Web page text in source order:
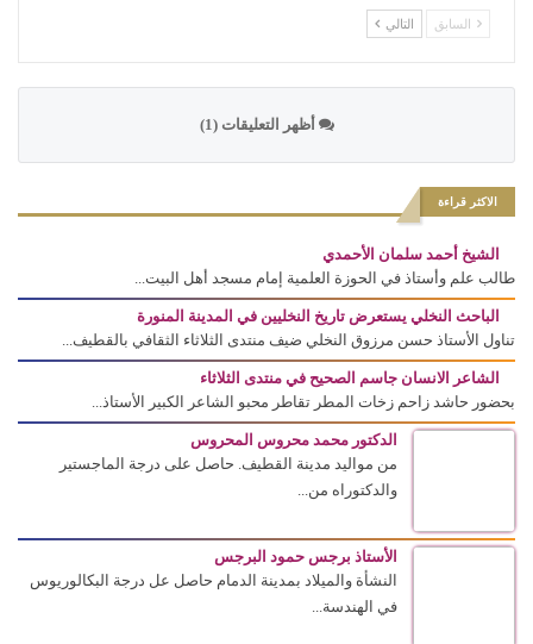
السابق التالي
أظهر التعليقات (1)
الاكثر قراءة
الشيخ أحمد سلمان الأحمدي
طالب علم وأستاذ في الحوزة العلمية إمام مسجد أهل البيت...
الباحث النخلي يستعرض تاريخ النخليين في المدينة المنورة
تناول الأستاذ حسن مرزوق النخلي ضيف منتدى الثلاثاء الثقافي بالقطيف...
الشاعر الانسان جاسم الصحيح في منتدى الثلاثاء
بحضور حاشد زاحم زخات المطر تقاطر محبو الشاعر الكبير الأستاذ...
الدكتور محمد محروس المحروس
من مواليد مدينة القطيف. حاصل على درجة الماجستير
والدكتوراه من...
الأستاذ برجس حمود البرجس
النشأة والميلاد بمدينة الدمام حاصل عل درجة البكالوريوس
في الهندسة...